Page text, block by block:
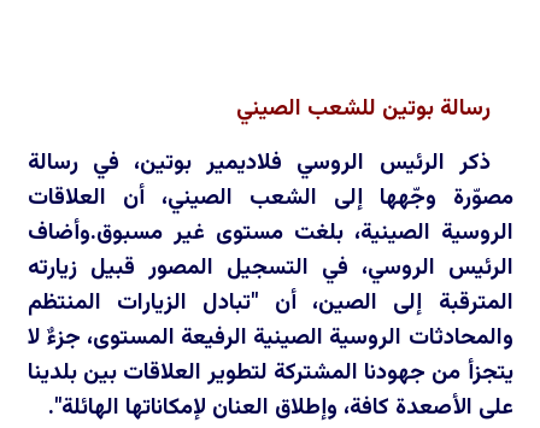
رسالة بوتين للشعب الصيني
ذكر الرئيس الروسي فلاديمير بوتين، في رسالة
مصوّرة وجّهها إلى الشعب الصيني، أن العلاقات
الروسية الصينية، بلغت مستوى غير مسبوق.وأضاف
الرئيس الروسي، في التسجيل المصور قبيل زيارته
المترقبة إلى الصين، أن "تبادل الزيارات المنتظم
والمحادثات الروسية الصينية الرفيعة المستوى، جزءٌ لا
يتجزأ من جهودنا المشتركة لتطوير العلاقات بين بلدينا
على الأصعدة كافة، وإطلاق العنان لإمكاناتها الهائلة".